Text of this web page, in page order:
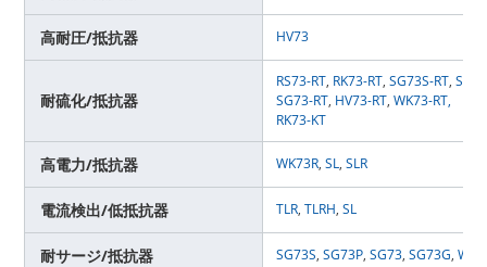
高耐圧/抵抗器 HV73
耐硫化/抵抗器
RS73-RT, RK73-RT,SG73S-RT,
SG73-RT, HV73-RT,WK73-RT,
RK73-KT
高電力/抵抗器 WK73R,SL,SLR
電流検出/低抵抗器 TLR,TLRH,SL
耐サージ/抵抗器 SG73S,SG73P,SG73,SG73G,